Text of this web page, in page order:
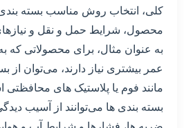
کلی، انتخاب روش مناسب بسته
محصول، شرایط حمل و نقل و
به عنوان مثال، برای محصولاتی
عمر بیشتری نیاز دارند، می‌توان از
مانند فوم یا پلاستیک های محافظتی
بسته بندی ها می‌توانند از آسیب